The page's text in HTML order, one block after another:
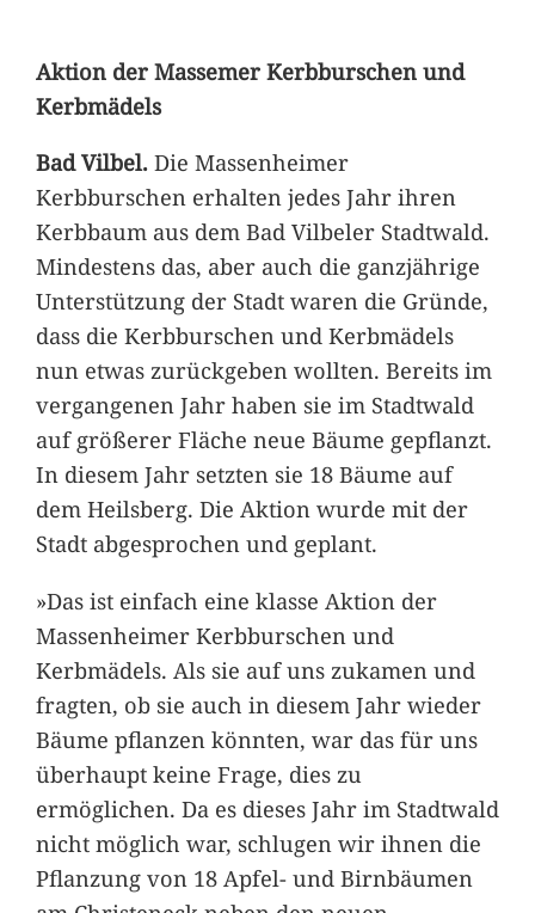
Aktion der Massemer Kerbburschen und
Kerbmädels
Bad Vilbel.Die Massenheimer
Kerbburschen erhalten jedes Jahr ihren
Kerbbaum aus dem Bad Vilbeler Stadtwald.
Mindestens das, aber auch die ganzjährige
Unterstützung der Stadt waren die Gründe,
dass die Kerbburschen und Kerbmädels
nun etwas zurückgeben wollten. Bereits im
vergangenen Jahr haben sie im Stadtwald
auf größerer Fläche neue Bäume gepflanzt.
In diesem Jahr setzten sie 18 Bäume auf
dem Heilsberg. Die Aktion wurde mit der
Stadt abgesprochen und geplant.
»Das ist einfach eine klasse Aktion der
Massenheimer Kerbburschen und
Kerbmädels. Als sie auf uns zukamen und
fragten, ob sie auch in diesem Jahr wieder
Bäume pflanzen könnten, war das für uns
überhaupt keine Frage, dies zu
ermöglichen. Da es dieses Jahr im Stadtwald
nicht möglich war, schlugen wir ihnen die
Pflanzung von 18 Apfel- und Birnbäumen